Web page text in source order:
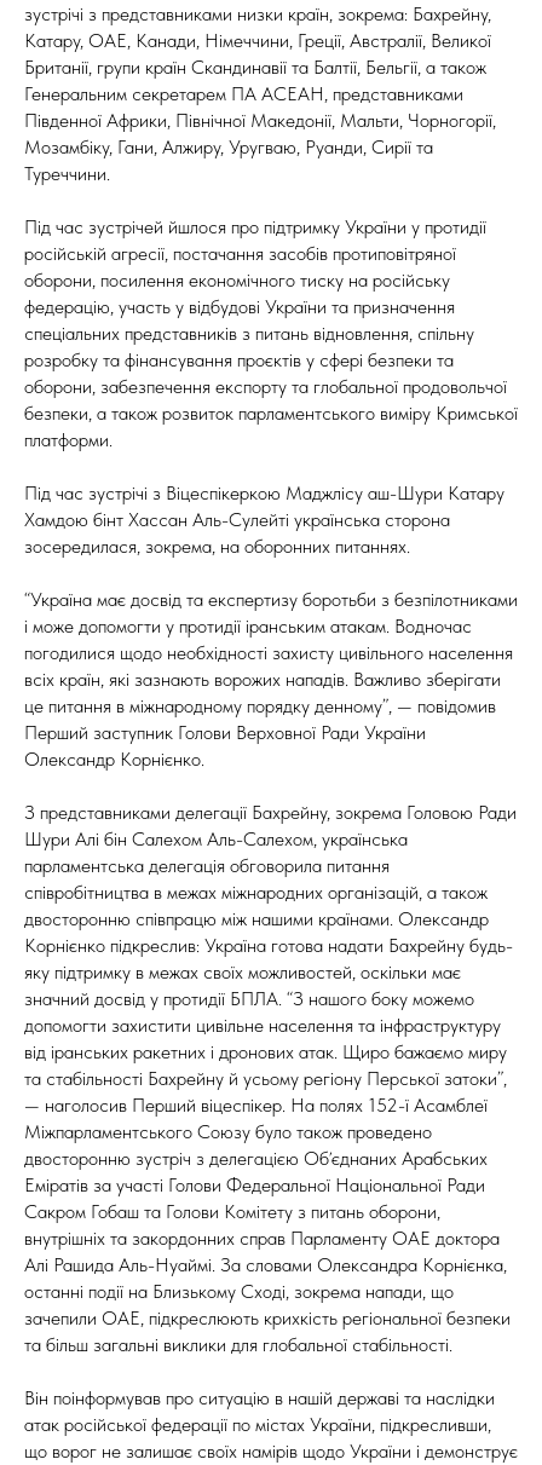
зустрічі з представниками низки країн, зокрема: Бахрейну,
Катару, ОАЕ, Канади, Німеччини, Греції, Австралії, Великої
Британії, групи країн Скандинавії та Балтії, Бельгії, а також
Генеральним секретарем ПА АСЕАН, представниками
Південної Африки, Північної Македонії, Мальти, Чорногорії,
Мозамбіку, Гани, Алжиру, Уругваю, Руанди, Сирії та
Туреччини.
Під час зустрічей йшлося про підтримку України у протидії
російській агресії, постачання засобів протиповітряної
оборони, посилення економічного тиску на російську
федерацію, участь у відбудові України та призначення
спеціальних представників з питань відновлення, спільну
розробку та фінансування проєктів у сфері безпеки та
оборони, забезпечення експорту та глобальної продовольчої
безпеки, а також розвиток парламентського виміру Кримської
платформи.
Під час зустрічі з Віцеспікеркою Маджлісу аш-Шури Катару
Хамдою бінт Хассан Аль-Сулейті українська сторона
зосередилася, зокрема, на оборонних питаннях.
“Україна має досвід та експертизу боротьби з безпілотниками
і може допомогти у протидії іранським атакам. Водночас
погодилися щодо необхідності захисту цивільного населення
всіх країн, які зазнають ворожих нападів. Важливо зберігати
це питання в міжнародному порядку денному”, — повідомив
Перший заступник Голови Верховної Ради України
Олександр Корнієнко.
З представниками делегації Бахрейну, зокрема Головою Ради
Шури Алі бін Салехом Аль-Салехом, українська
парламентська делегація обговорила питання
співробітництва в межах міжнародних організацій, а також
двосторонню співпрацю між нашими країнами. Олександр
Корнієнко підкреслив: Україна готова надати Бахрейну будь-
яку підтримку в межах своїх можливостей, оскільки має
значний досвід у протидії БПЛА. “З нашого боку можемо
допомогти захистити цивільне населення та інфраструктуру
від іранських ракетних і дронових атак. Щиро бажаємо миру
та стабільності Бахрейну й усьому регіону Перської затоки”,
— наголосив Перший віцеспікер. На полях 152-ї Асамблеї
Міжпарламентського Союзу було також проведено
двосторонню зустріч з делегацією Обʼєднаних Арабських
Еміратів за участі Голови Федеральної Національної Ради
Сакром Гобаш та Голови Комітету з питань оборони,
внутрішніх та закордонних справ Парламенту ОАЕ доктора
Алі Рашида Аль-Нуаймі. За словами Олександра Корнієнка,
останні події на Близькому Сході, зокрема напади, що
зачепили ОАЕ, підкреслюють крихкість регіональної безпеки
та більш загальні виклики для глобальної стабільності.
Він поінформував про ситуацію в нашій державі та наслідки
атак російської федерації по містах України, підкресливши,
що ворог не залишає своїх намірів щодо України і демонструє